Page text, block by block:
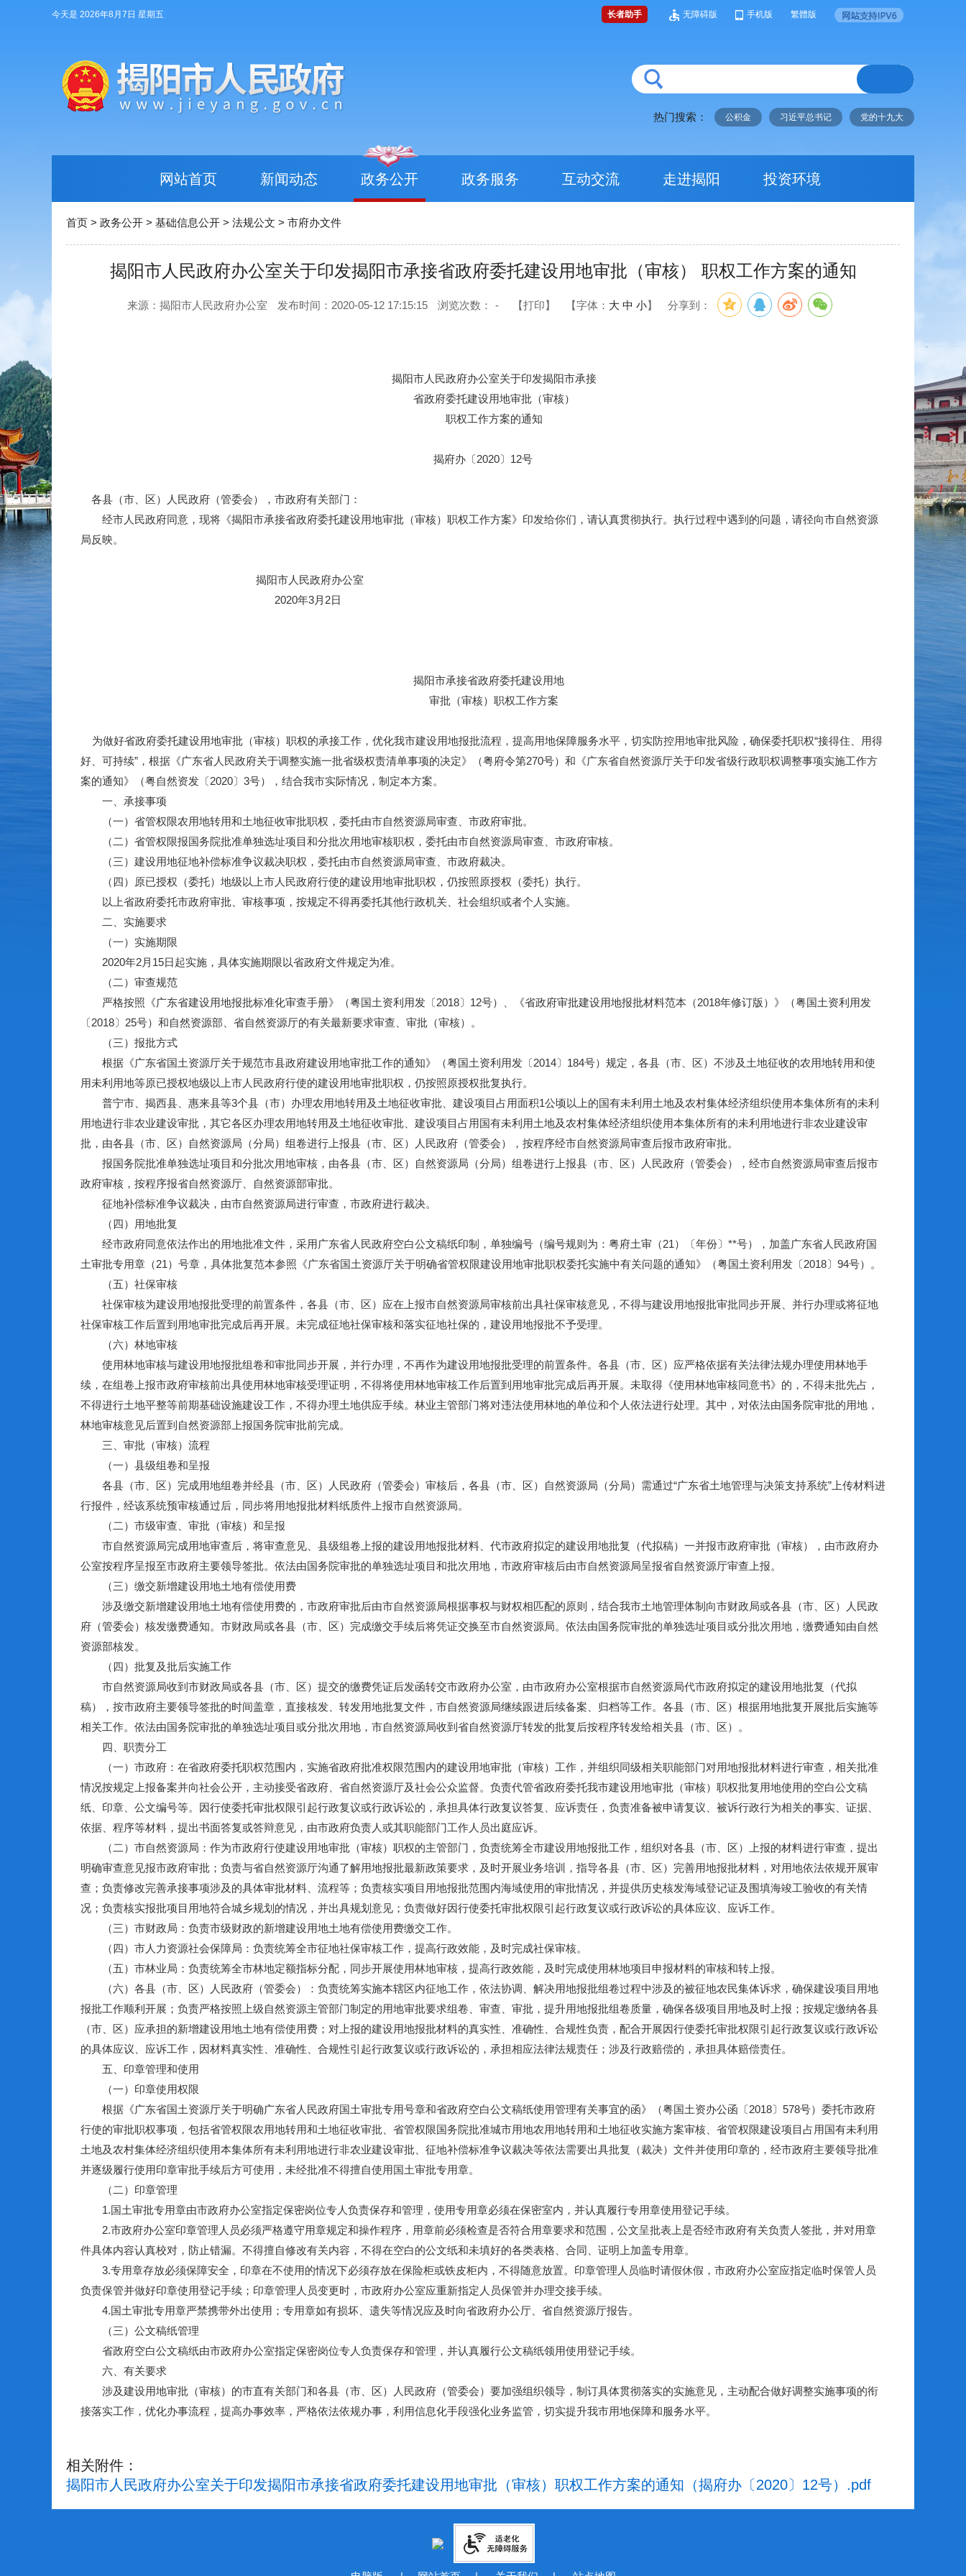
今天是 2026年8月7日 星期五 长者助手 无障碍版 手机版 繁體版
热门搜索： 公积金 习近平总书记 党的十九大
网站首页 新闻动态 政务公开 政务服务 互动交流 走进揭阳 投资环境
首页 > 政务公开 > 基础信息公开 > 法规公文 > 市府办文件
揭阳市人民政府办公室关于印发揭阳市承接省政府委托建设用地审批（审核） 职权工作方案的通知
来源：揭阳市人民政府办公室 发布时间：2020-05-12 17:15:15 浏览次数： - 【打印】 【字体： 大 中 小】 分享到：
揭阳市人民政府办公室关于印发揭阳市承接
省政府委托建设用地审批（审核）
职权工作方案的通知
揭府办〔2020〕12号
各县（市、区）人民政府（管委会），市政府有关部门：
经市人民政府同意，现将《揭阳市承接省政府委托建设用地审批（审核）职权工作方案》印发给你们，请认真贯彻执行。执行过程中遇到的问题，请径向市自然资源
局反映。
揭阳市人民政府办公室
2020年3月2日
揭阳市承接省政府委托建设用地
审批（审核）职权工作方案
为做好省政府委托建设用地审批（审核）职权的承接工作，优化我市建设用地报批流程，提高用地保障服务水平，切实防控用地审批风险，确保委托职权“接得住、用得
好、可持续”，根据《广东省人民政府关于调整实施一批省级权责清单事项的决定》（粤府令第270号）和《广东省自然资源厅关于印发省级行政职权调整事项实施工作方
案的通知》（粤自然资发〔2020〕3号），结合我市实际情况，制定本方案。
一、承接事项
（一）省管权限农用地转用和土地征收审批职权，委托由市自然资源局审查、市政府审批。
（二）省管权限报国务院批准单独选址项目和分批次用地审核职权，委托由市自然资源局审查、市政府审核。
（三）建设用地征地补偿标准争议裁决职权，委托由市自然资源局审查、市政府裁决。
（四）原已授权（委托）地级以上市人民政府行使的建设用地审批职权，仍按照原授权（委托）执行。
以上省政府委托市政府审批、审核事项，按规定不得再委托其他行政机关、社会组织或者个人实施。
二、实施要求
（一）实施期限
2020年2月15日起实施，具体实施期限以省政府文件规定为准。
（二）审查规范
严格按照《广东省建设用地报批标准化审查手册》（粤国土资利用发〔2018〕12号）、《省政府审批建设用地报批材料范本（2018年修订版）》（粤国土资利用发
〔2018〕25号）和自然资源部、省自然资源厅的有关最新要求审查、审批（审核）。
（三）报批方式
根据《广东省国土资源厅关于规范市县政府建设用地审批工作的通知》（粤国土资利用发〔2014〕184号）规定，各县（市、区）不涉及土地征收的农用地转用和使
用未利用地等原已授权地级以上市人民政府行使的建设用地审批职权，仍按照原授权批复执行。
普宁市、揭西县、惠来县等3个县（市）办理农用地转用及土地征收审批、建设项目占用面积1公顷以上的国有未利用土地及农村集体经济组织使用本集体所有的未利
用地进行非农业建设审批，其它各区办理农用地转用及土地征收审批、建设项目占用国有未利用土地及农村集体经济组织使用本集体所有的未利用地进行非农业建设审
批，由各县（市、区）自然资源局（分局）组卷进行上报县（市、区）人民政府（管委会），按程序经市自然资源局审查后报市政府审批。
报国务院批准单独选址项目和分批次用地审核，由各县（市、区）自然资源局（分局）组卷进行上报县（市、区）人民政府（管委会），经市自然资源局审查后报市
政府审核，按程序报省自然资源厅、自然资源部审批。
征地补偿标准争议裁决，由市自然资源局进行审查，市政府进行裁决。
（四）用地批复
经市政府同意依法作出的用地批准文件，采用广东省人民政府空白公文稿纸印制，单独编号（编号规则为：粤府土审（21）〔年份〕**号），加盖广东省人民政府国
土审批专用章（21）号章，具体批复范本参照《广东省国土资源厅关于明确省管权限建设用地审批职权委托实施中有关问题的通知》（粤国土资利用发〔2018〕94号）。
（五）社保审核
社保审核为建设用地报批受理的前置条件，各县（市、区）应在上报市自然资源局审核前出具社保审核意见，不得与建设用地报批审批同步开展、并行办理或将征地
社保审核工作后置到用地审批完成后再开展。未完成征地社保审核和落实征地社保的，建设用地报批不予受理。
（六）林地审核
使用林地审核与建设用地报批组卷和审批同步开展，并行办理，不再作为建设用地报批受理的前置条件。各县（市、区）应严格依据有关法律法规办理使用林地手
续，在组卷上报市政府审核前出具使用林地审核受理证明，不得将使用林地审核工作后置到用地审批完成后再开展。未取得《使用林地审核同意书》的，不得未批先占，
不得进行土地平整等前期基础设施建设工作，不得办理土地供应手续。林业主管部门将对违法使用林地的单位和个人依法进行处理。其中，对依法由国务院审批的用地，
林地审核意见后置到自然资源部上报国务院审批前完成。
三、审批（审核）流程
（一）县级组卷和呈报
各县（市、区）完成用地组卷并经县（市、区）人民政府（管委会）审核后，各县（市、区）自然资源局（分局）需通过“广东省土地管理与决策支持系统”上传材料进
行报件，经该系统预审核通过后，同步将用地报批材料纸质件上报市自然资源局。
（二）市级审查、审批（审核）和呈报
市自然资源局完成用地审查后，将审查意见、县级组卷上报的建设用地报批材料、代市政府拟定的建设用地批复（代拟稿）一并报市政府审批（审核），由市政府办
公室按程序呈报至市政府主要领导签批。依法由国务院审批的单独选址项目和批次用地，市政府审核后由市自然资源局呈报省自然资源厅审查上报。
（三）缴交新增建设用地土地有偿使用费
涉及缴交新增建设用地土地有偿使用费的，市政府审批后由市自然资源局根据事权与财权相匹配的原则，结合我市土地管理体制向市财政局或各县（市、区）人民政
府（管委会）核发缴费通知。市财政局或各县（市、区）完成缴交手续后将凭证交换至市自然资源局。依法由国务院审批的单独选址项目或分批次用地，缴费通知由自然
资源部核发。
（四）批复及批后实施工作
市自然资源局收到市财政局或各县（市、区）提交的缴费凭证后发函转交市政府办公室，由市政府办公室根据市自然资源局代市政府拟定的建设用地批复（代拟
稿），按市政府主要领导签批的时间盖章，直接核发、转发用地批复文件，市自然资源局继续跟进后续备案、归档等工作。各县（市、区）根据用地批复开展批后实施等
相关工作。依法由国务院审批的单独选址项目或分批次用地，市自然资源局收到省自然资源厅转发的批复后按程序转发给相关县（市、区）。
四、职责分工
（一）市政府：在省政府委托职权范围内，实施省政府批准权限范围内的建设用地审批（审核）工作，并组织同级相关职能部门对用地报批材料进行审查，相关批准
情况按规定上报备案并向社会公开，主动接受省政府、省自然资源厅及社会公众监督。负责代管省政府委托我市建设用地审批（审核）职权批复用地使用的空白公文稿
纸、印章、公文编号等。因行使委托审批权限引起行政复议或行政诉讼的，承担具体行政复议答复、应诉责任，负责准备被申请复议、被诉行政行为相关的事实、证据、
依据、程序等材料，提出书面答复或答辩意见，由市政府负责人或其职能部门工作人员出庭应诉。
（二）市自然资源局：作为市政府行使建设用地审批（审核）职权的主管部门，负责统筹全市建设用地报批工作，组织对各县（市、区）上报的材料进行审查，提出
明确审查意见报市政府审批；负责与省自然资源厅沟通了解用地报批最新政策要求，及时开展业务培训，指导各县（市、区）完善用地报批材料，对用地依法依规开展审
查；负责修改完善承接事项涉及的具体审批材料、流程等；负责核实项目用地报批范围内海域使用的审批情况，并提供历史核发海域登记证及围填海竣工验收的有关情
况；负责核实报批项目用地符合城乡规划的情况，并出具规划意见；负责做好因行使委托审批权限引起行政复议或行政诉讼的具体应议、应诉工作。
（三）市财政局：负责市级财政的新增建设用地土地有偿使用费缴交工作。
（四）市人力资源社会保障局：负责统筹全市征地社保审核工作，提高行政效能，及时完成社保审核。
（五）市林业局：负责统筹全市林地定额指标分配，同步开展使用林地审核，提高行政效能，及时完成使用林地项目申报材料的审核和转上报。
（六）各县（市、区）人民政府（管委会）：负责统筹实施本辖区内征地工作，依法协调、解决用地报批组卷过程中涉及的被征地农民集体诉求，确保建设项目用地
报批工作顺利开展；负责严格按照上级自然资源主管部门制定的用地审批要求组卷、审查、审批，提升用地报批组卷质量，确保各级项目用地及时上报；按规定缴纳各县
（市、区）应承担的新增建设用地土地有偿使用费；对上报的建设用地报批材料的真实性、准确性、合规性负责，配合开展因行使委托审批权限引起行政复议或行政诉讼
的具体应议、应诉工作，因材料真实性、准确性、合规性引起行政复议或行政诉讼的，承担相应法律法规责任；涉及行政赔偿的，承担具体赔偿责任。
五、印章管理和使用
（一）印章使用权限
根据《广东省国土资源厅关于明确广东省人民政府国土审批专用号章和省政府空白公文稿纸使用管理有关事宜的函》（粤国土资办公函〔2018〕578号）委托市政府
行使的审批职权事项，包括省管权限农用地转用和土地征收审批、省管权限国务院批准城市用地农用地转用和土地征收实施方案审核、省管权限建设项目占用国有未利用
土地及农村集体经济组织使用本集体所有未利用地进行非农业建设审批、征地补偿标准争议裁决等依法需要出具批复（裁决）文件并使用印章的，经市政府主要领导批准
并逐级履行使用印章审批手续后方可使用，未经批准不得擅自使用国土审批专用章。
（二）印章管理
1.国土审批专用章由市政府办公室指定保密岗位专人负责保存和管理，使用专用章必须在保密室内，并认真履行专用章使用登记手续。
2.市政府办公室印章管理人员必须严格遵守用章规定和操作程序，用章前必须检查是否符合用章要求和范围，公文呈批表上是否经市政府有关负责人签批，并对用章
件具体内容认真校对，防止错漏。不得擅自修改有关内容，不得在空白的公文纸和未填好的各类表格、合同、证明上加盖专用章。
3.专用章存放必须保障安全，印章在不使用的情况下必须存放在保险柜或铁皮柜内，不得随意放置。印章管理人员临时请假休假，市政府办公室应指定临时保管人员
负责保管并做好印章使用登记手续；印章管理人员变更时，市政府办公室应重新指定人员保管并办理交接手续。
4.国土审批专用章严禁携带外出使用；专用章如有损坏、遗失等情况应及时向省政府办公厅、省自然资源厅报告。
（三）公文稿纸管理
省政府空白公文稿纸由市政府办公室指定保密岗位专人负责保存和管理，并认真履行公文稿纸领用使用登记手续。
六、有关要求
涉及建设用地审批（审核）的市直有关部门和各县（市、区）人民政府（管委会）要加强组织领导，制订具体贯彻落实的实施意见，主动配合做好调整实施事项的衔
接落实工作，优化办事流程，提高办事效率，严格依法依规办事，利用信息化手段强化业务监管，切实提升我市用地保障和服务水平。
相关附件：
揭阳市人民政府办公室关于印发揭阳市承接省政府委托建设用地审批（审核）职权工作方案的通知（揭府办〔2020〕12号）.pdf